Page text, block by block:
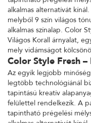
alkalmas alternatívát
melyből 9 szín világos
alkalmas színalap. Color
Világos Korall árnyalat,
mely vidámságot
Color Style Fresh
Az egyik legjobb
legtöbb technológiánál
tapintású kreatív
felülettel rendelkezik. A
tapintható prégelési